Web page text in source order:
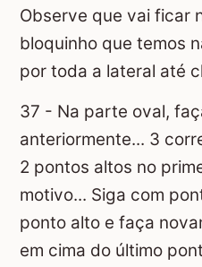
Observe que vai ficar
bloquinho que temos
por toda a lateral até
37 - Na parte oval,
anteriormente... 3
2 pontos altos no
motivo... Siga com
ponto alto e faça
em cima do último